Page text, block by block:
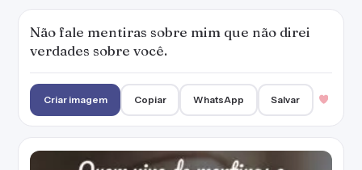
Não fale mentiras sobre mim que não direi
verdades sobre você.
Criar imagem Copiar WhatsApp Salvar